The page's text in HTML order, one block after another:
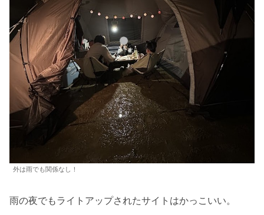
外は雨でも関係なし！
雨の夜でもライトアップされたサイトはかっこいい。